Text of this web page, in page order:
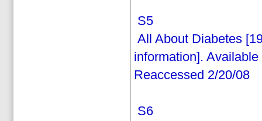
S5
All About Diabetes
information].
Reaccessed 2/20/08
S6